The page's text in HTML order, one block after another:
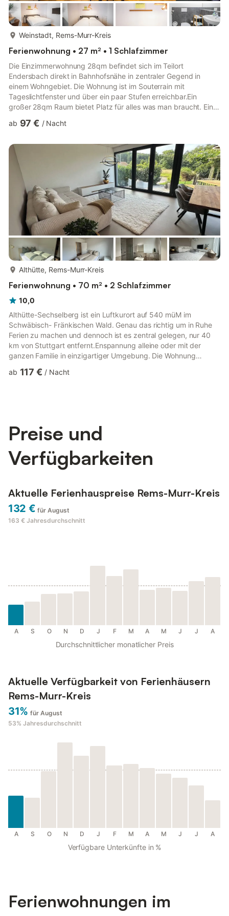
Weinstadt, Rems-Murr-Kreis
Ferienwohnung • 27 m² • 1 Schlafzimmer
Die Einzimmerwohnung 28qm befindet sich im Teilort
Endersbach direkt in Bahnhofsnähe in zentraler Gegend in
einem Wohngebiet. Die Wohnung ist im Souterrain mit
Tageslichtfenster und über ein paar Stufen erreichbar.Ein
großer 28qm Raum bietet Platz für alles was man braucht. Ein
Platz für bis zu 4 Personen. Optimal für 2 Erwachsene und 2
Tassen und Kochgeschirr. Außerdem werdet ihr ein Backofen,
Spülmaschine, Kühlschrank, Toaster, Kaffeefiltermaschine und
Wasserkoc...
ab 97 € / Nacht
Althütte, Rems-Murr-Kreis
Ferienwohnung • 70 m² • 2 Schlafzimmer
10,0
Althütte-Sechselberg ist ein Luftkurort auf 540 müM im
Schwäbisch- Fränkischen Wald. Genau das richtig um in Ruhe
Ferien zu machen und dennoch ist es zentral gelegen, nur 40
km von Stuttgart entfernt.Enspannung alleine oder mit der
ganzen Familie in einzigartiger Umgebung. Die Wohnung
Wiesen und Wälder mit wunderschönen Mountainbike Trails und
ab 117 € / Nacht
Preise und
Verfügbarkeiten
Aktuelle Ferienhauspreise Rems-Murr-Kreis
132 € für August
163 € Jahresdurchschnitt
A S O N D J F M A M J J A
Durchschnittlicher monatlicher Preis
Aktuelle Verfügbarkeit von Ferienhäusern
Rems-Murr-Kreis
31% für August
53% Jahresdurchschnitt
A S O N D J F M A M J J A
Verfügbare Unterkünfte in %
Ferienwohnungen im